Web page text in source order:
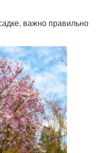
важно правильно